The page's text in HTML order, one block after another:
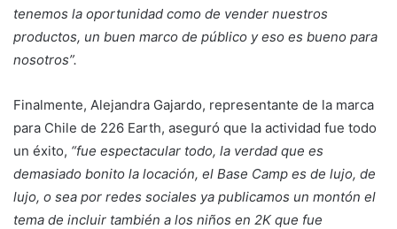
tenemos la oportunidad como de vender nuestros
productos, un buen marco de público y eso es bueno para
nosotros”.
Finalmente, Alejandra Gajardo, representante de la marca
para Chile de 226 Earth, aseguró que la actividad fue todo
un éxito, “fue espectacular todo, la verdad que es
demasiado bonito la locación, el Base Camp es de lujo, de
lujo, o sea por redes sociales ya publicamos un montón el
tema de incluir también a los niños en 2K que fue